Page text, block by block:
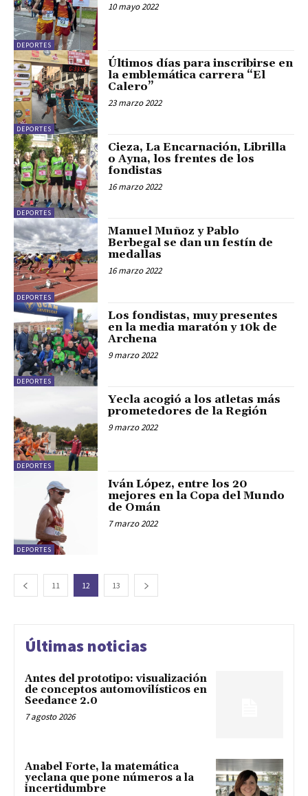
DEPORTES
10 mayo 2022
DEPORTES
Últimos días para inscribirse en
la emblemática carrera “El
Calero”
23 marzo 2022
DEPORTES
Cieza, La Encarnación, Librilla
o Ayna, los frentes de los
fondistas
16 marzo 2022
DEPORTES
Manuel Muñoz y Pablo
Berbegal se dan un festín de
medallas
16 marzo 2022
DEPORTES
Los fondistas, muy presentes
en la media maratón y 10k de
Archena
9 marzo 2022
DEPORTES
Yecla acogió a los atletas más
prometedores de la Región
9 marzo 2022
DEPORTES
Iván López, entre los 20
mejores en la Copa del Mundo
de Omán
7 marzo 2022
11 12 13
Últimas noticias
Antes del prototipo: visualización
de conceptos automovilísticos en
Seedance 2.0
7 agosto 2026
Anabel Forte, la matemática
yeclana que pone números a la
incertidumbre